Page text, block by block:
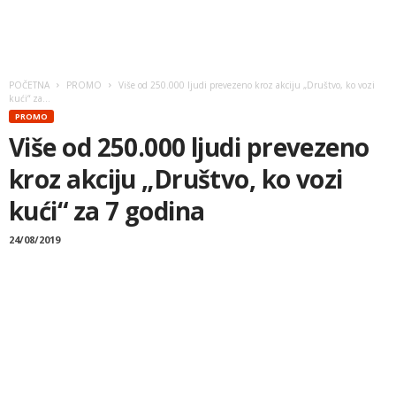
POČETNA PROMO
Više od 250.000 ljudi prevezeno kroz akciju „Društvo, ko vozi
kući“ za...
PROMO
Više od 250.000 ljudi prevezeno
kroz akciju „Društvo, ko vozi
kući“ za 7 godina
24/08/2019